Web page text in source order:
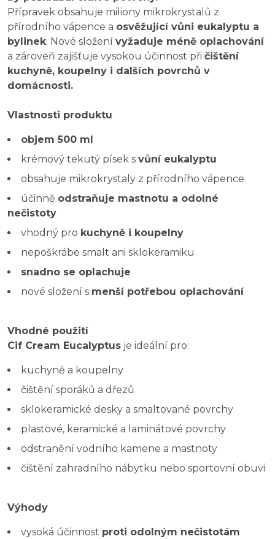
Přípravek obsahuje miliony mikrokrystalů z
přírodního vápence a osvěžující vůni eukalyptu a
bylinek. Nové složení vyžaduje méně oplachování
a zároveň zajišťuje vysokou účinnost při čištění
kuchyně, koupelny i dalších povrchů v
domácnosti.
Vlastnosti produktu
objem 500 ml
krémový tekutý písek s vůní eukalyptu
obsahuje mikrokrystaly z přírodního vápence
účinně odstraňuje mastnotu a odolné
nečistoty
vhodný pro kuchyně i koupelny
nepoškrábe smalt ani sklokeramiku
snadno se oplachuje
nové složení s menší potřebou oplachování
Vhodné použití
Cif Cream Eucalyptus je ideální pro:
kuchyně a koupelny
čištění sporáků a dřezů
sklokeramické desky a smaltované povrchy
plastové, keramické a laminátové povrchy
odstranění vodního kamene a mastnoty
čištění zahradního nábytku nebo sportovní obuvi
Výhody
vysoká účinnost proti odolným nečistotám